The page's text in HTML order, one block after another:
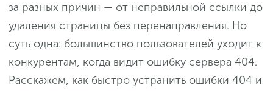
за разных причин — от неправильной ссылки до
удаления страницы без перенаправления. Но
суть одна: большинство пользователей уходит к
конкурентам, когда видит ошибку сервера 404.
Расскажем, как быстро устранить ошибки 404 и